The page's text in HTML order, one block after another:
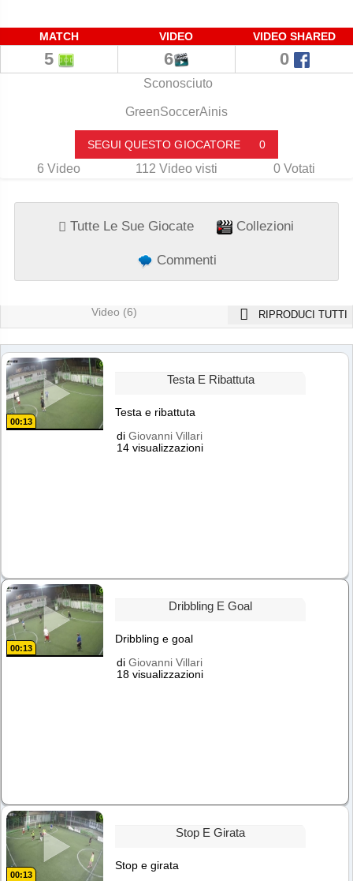
MATCH VIDEO VIDEO SHARED
5 6 0
Sconosciuto
GreenSoccerAinis
SEGUI QUESTO GIOCATORE 0
6 Video 112 Video visti 0 Votati
Tutte Le Sue Giocate Collezioni
Commenti
Video (6) RIPRODUCI TUTTI
00:13
Testa E Ribattuta
Testa e ribattuta
di Giovanni Villari
14 visualizzazioni
00:13
Dribbling E Goal
Dribbling e goal
di Giovanni Villari
18 visualizzazioni
00:13
Stop E Girata
Stop e girata